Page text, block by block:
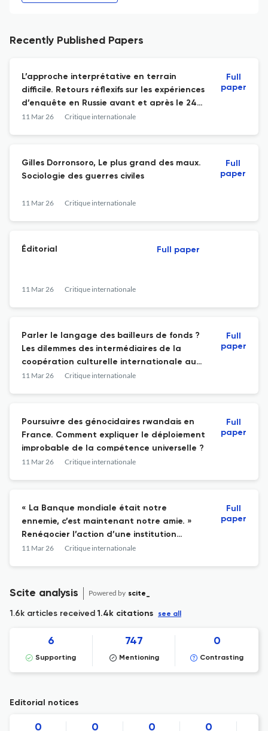
Recently Published Papers
L’approche interprétative en terrain
difficile. Retours réflexifs sur les expériences
d’enquête en Russie avant et après le 24
février 2022
11 Mar 26 Critique internationale
Full
paper
Gilles Dorronsoro, Le plus grand des maux.
Sociologie des guerres civiles
11 Mar 26 Critique internationale
Full
paper
Éditorial
11 Mar 26 Critique internationale
Full paper
Parler le langage des bailleurs de fonds ?
Les dilemmes des intermédiaires de la
coopération culturelle internationale au
Maroc
11 Mar 26 Critique internationale
Full
paper
Poursuivre des génocidaires rwandais en
France. Comment expliquer le déploiement
improbable de la compétence universelle ?
11 Mar 26 Critique internationale
Full
paper
« La Banque mondiale était notre
ennemie, c’est maintenant notre amie. »
Renégocier l’action d’une institution
financière internationale en Bolivie
11 Mar 26 Critique internationale
Full
paper
Scite analysis Powered by scite_
1.6k articles received1.4k citations see all
6
Supporting
747
Mentioning
0
Contrasting
Editorial notices
0 0 0 0